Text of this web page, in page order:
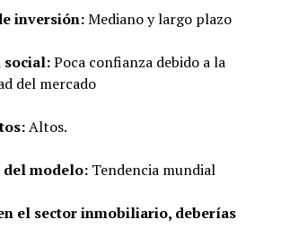
inversión:Mediano y largo plazo
social:Poca confianza debido a la
del mercado
Altos.
del modelo: Tendencia mundial
el sector inmobiliario, deberías